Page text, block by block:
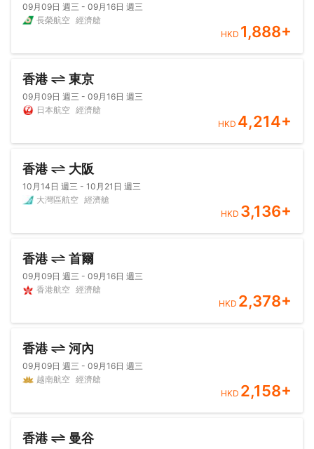
09月09日 週三 - 09月16日 週三
長榮航空 經濟艙
HKD 1,888+
香港 東京
09月09日 週三 - 09月16日 週三
日本航空 經濟艙
HKD 4,214+
香港 大阪
10月14日 週三 - 10月21日 週三
大灣區航空 經濟艙
HKD 3,136+
香港 首爾
09月09日 週三 - 09月16日 週三
香港航空 經濟艙
HKD 2,378+
香港 河內
09月09日 週三 - 09月16日 週三
越南航空 經濟艙
HKD 2,158+
香港 曼谷